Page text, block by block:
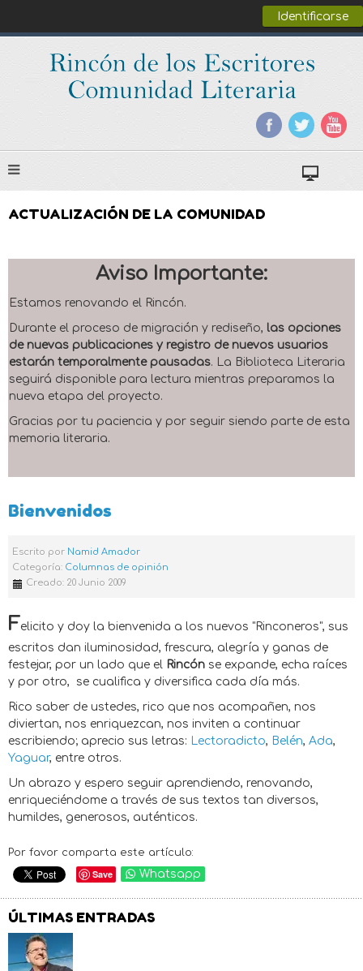
Identificarse
ACTUALIZACIÓN DE LA COMUNIDAD
Aviso Importante:
Estamos renovando el Rincón.
Durante el proceso de migración y rediseño, las opciones
de nuevas publicaciones y registro de nuevos usuarios
estarán temporalmente pausadas. La Biblioteca Literaria
seguirá disponible para lectura mientras preparamos la
nueva etapa del proyecto.
Gracias por tu paciencia y por seguir siendo parte de esta
memoria literaria.
Bienvenidos
Escrito por Namid Amador
Categoría: Columnas de opinión
Creado: 20 Junio 2009
Felicito y doy la bienvenida a los nuevos "Rinconeros", sus
escritos dan iluminosidad, frescura, alegría y ganas de
festejar, por un lado que el Rincón se expande, echa raíces
y por otro,
se cualifica y diversifica cada día más.
Rico saber de ustedes, rico que nos acompañen, nos
diviertan, nos enriquezcan, nos inviten a continuar
escribiendo; aprecio sus letras: Lectoradicto, Belén, Ada,
Yaguar, entre otros.
Un abrazo y espero seguir aprendiendo, renovando,
enriqueciéndome a través de sus textos tan diversos,
humildes, generosos, auténticos.
Por favor comparta este artículo:
Save Whatsapp
ÚLTIMAS ENTRADAS